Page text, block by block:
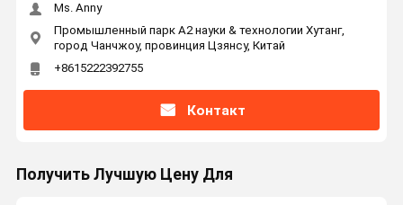
Ms. Anny
Промышленный парк А2 науки & технологии Хутанг,
город Чанчжоу, провинция Цзянсу, Китай
+8615222392755
Контакт
Получить Лучшую Цену Для